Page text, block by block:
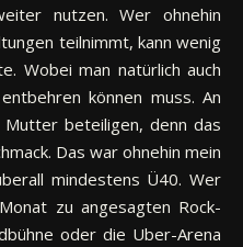
nutzen. Wer ohnehin
teilnimmt, kann wenig
Wobei man natürlich auch
können muss. An
beteiligen, denn das
Das war ohnehin mein
mindestens Ü40. Wer
zu angesagten Rock-
oder die Uber-Arena